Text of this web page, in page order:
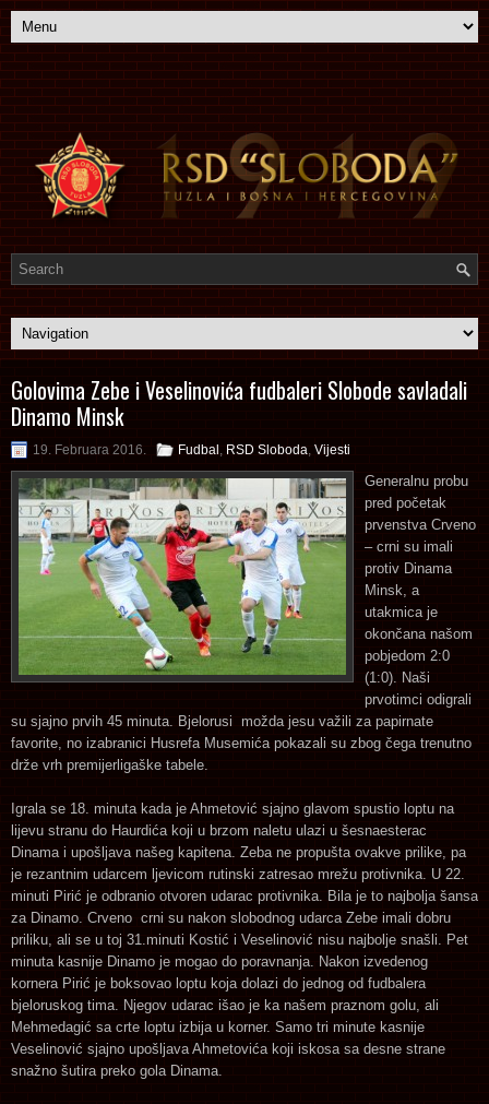
Golovima Zebe i Veselinovića fudbaleri Slobode savladali
Dinamo Minsk
19. Februara 2016. Fudbal RSD Sloboda Vijesti
Generalnu probu
pred početak
prvenstva Crveno
– crni su imali
protiv Dinama
Minsk, a
utakmica je
okončana našom
pobjedom 2:0
(1:0). Naši
prvotimci odigrali
su sjajno prvih 45 minuta. Bjelorusi možda jesu važili za papirnate
favorite, no izabranici Husrefa Musemića pokazali su zbog čega trenutno
drže vrh premijerligaške tabele.
Igrala se 18. minuta kada je Ahmetović sjajno glavom spustio loptu na
lijevu stranu do Haurdića koji u brzom naletu ulazi u šesnaesterac
Dinama i upošljava našeg kapitena. Zeba ne propušta ovakve prilike, pa
je rezantnim udarcem ljevicom rutinski zatresao mrežu protivnika. U 22.
minuti Pirić je odbranio otvoren udarac protivnika. Bila je to najbolja šansa
za Dinamo. Crveno crni su nakon slobodnog udarca Zebe imali dobru
priliku, ali se u toj 31.minuti Kostić i Veselinović nisu najbolje snašli. Pet
minuta kasnije Dinamo je mogao do poravnanja. Nakon izvedenog
kornera Pirić je boksovao loptu koja dolazi do jednog od fudbalera
bjeloruskog tima. Njegov udarac išao je ka našem praznom golu, ali
Mehmedagić sa crte loptu izbija u korner. Samo tri minute kasnije
Veselinović sjajno upošljava Ahmetovića koji iskosa sa desne strane
snažno šutira preko gola Dinama.